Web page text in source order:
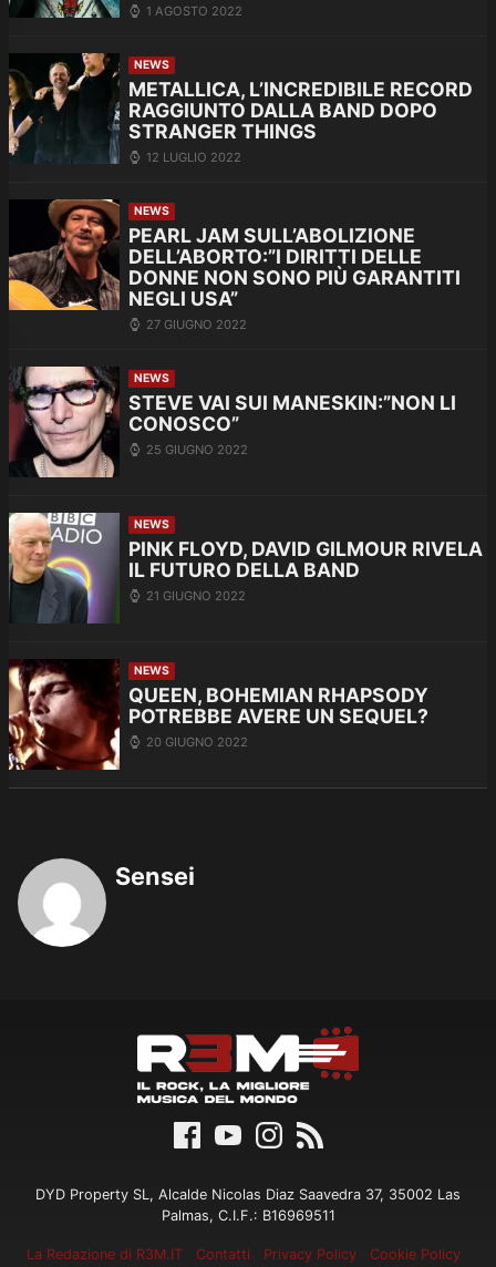
1 AGOSTO 2022
NEWS
METALLICA, L’INCREDIBILE RECORD
RAGGIUNTO DALLA BAND DOPO
STRANGER THINGS
12 LUGLIO 2022
NEWS
PEARL JAM SULL’ABOLIZIONE
DELL’ABORTO:”I DIRITTI DELLE
DONNE NON SONO PIÙ GARANTITI
NEGLI USA”
27 GIUGNO 2022
NEWS
STEVE VAI SUI MANESKIN:”NON LI
CONOSCO”
25 GIUGNO 2022
NEWS
PINK FLOYD, DAVID GILMOUR RIVELA
IL FUTURO DELLA BAND
21 GIUGNO 2022
NEWS
QUEEN, BOHEMIAN RHAPSODY
POTREBBE AVERE UN SEQUEL?
20 GIUGNO 2022
Sensei
DYD Property SL, Alcalde Nicolas Diaz Saavedra 37, 35002 Las
Palmas, C.I.F.: B16969511
La Redazione di R3M.IT Contatti Privacy Policy Cookie Policy